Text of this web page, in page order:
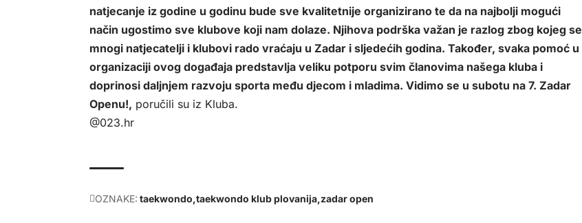
natjecanje iz godine u godinu bude sve kvalitetnije organizirano te da na najbolji mogući
način ugostimo sve klubove koji nam dolaze. Njihova podrška važan je razlog zbog kojeg se
mnogi natjecatelji i klubovi rado vraćaju u Zadar i sljedećih godina. Također, svaka pomoć u
organizaciji ovog događaja predstavlja veliku potporu svim članovima našega kluba i
doprinosi daljnjem razvoju sporta među djecom i mladima. Vidimo se u subotu na 7. Zadar
Openu!, poručili su iz Kluba.
@023.hr
OZNAKE: taekwondo taekwondo klub plovanija zadar open